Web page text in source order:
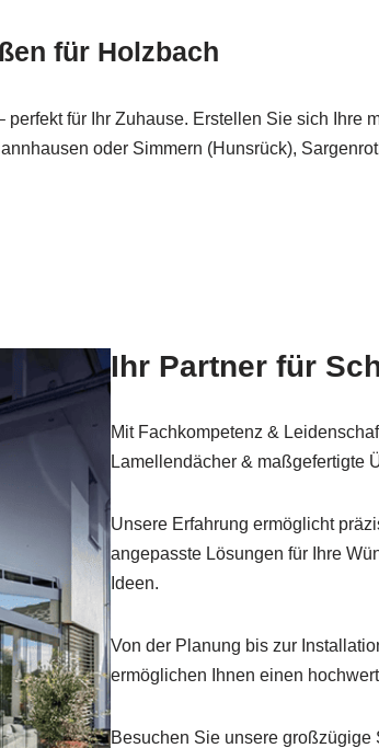
für Holzbach
für Ihr Zuhause. Erstellen Sie sich Ihre
oder Simmern (Hunsrück),
Ihr Partner für
Mit Fachkompetenz &
Lamellendächer & maßgefertigte
Unsere Erfahrung ermöglicht
angepasste Lösungen für Ihre
Ideen.
Von der Planung bis zur
ermöglichen Ihnen einen
Besuchen Sie unsere